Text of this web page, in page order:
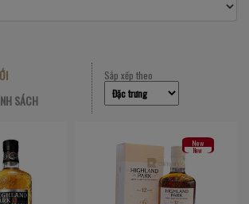
SÁCH
Sắp xếp theo
New
New